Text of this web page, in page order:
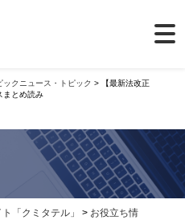
ック ニュース・トピック > 【最新法改正
まとめ読み
「クミタテル」 > お役立ち情